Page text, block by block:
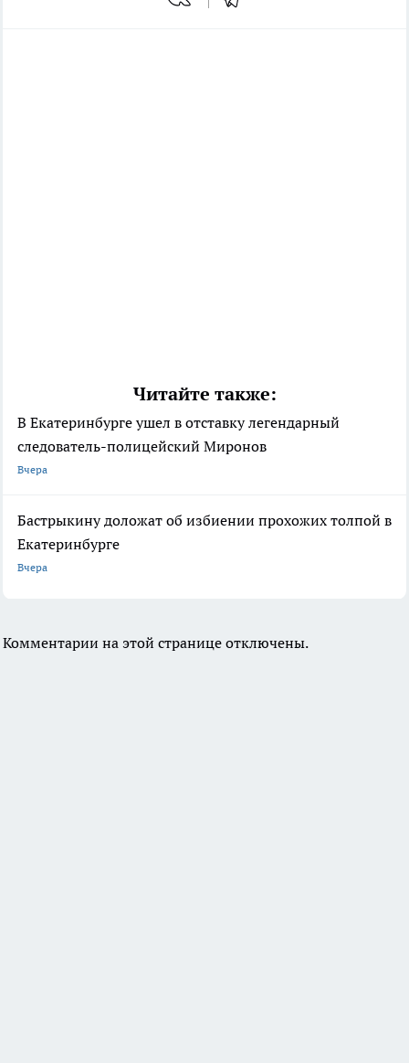
Читайте также:
В Екатеринбурге ушел в отставку легендарный
следователь-полицейский Миронов
Вчера
Бастрыкину доложат об избиении прохожих толпой в
Екатеринбурге
Вчера
Комментарии на этой странице отключены.